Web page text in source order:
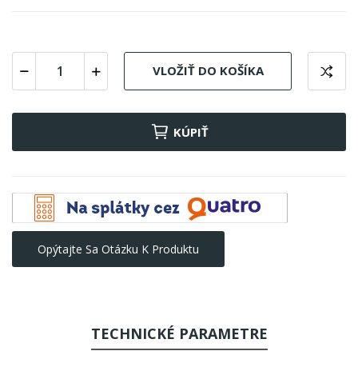
VLOŽIŤ DO KOŠÍKA
KÚPIŤ
Opýtajte Sa Otázku K Produktu
TECHNICKÉ PARAMETRE